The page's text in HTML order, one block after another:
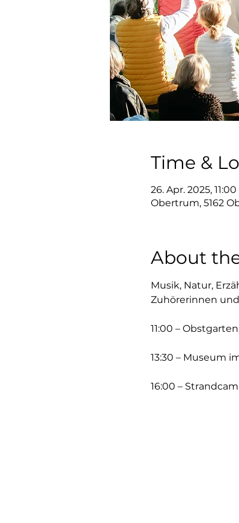
Time &
26. Apr. 2025, 11:00
Obertrum, 5162
About
Musik, Natur,
Zuhörerinnen
11:00 –
13:30 – Museum
16:00 –